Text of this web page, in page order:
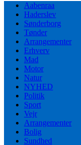
Aabenraa
Haderslev
Sønderborg
Tønder
Arrangementer
Erhverv
Mad
Motor
Natur
NYHED
Politik
Sport
Vejr
Arrangementer
Bolig
Sundhed